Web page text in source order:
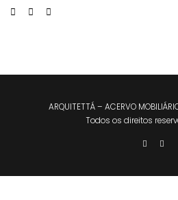
ARQUITETTÁ – ACERVO
Todos os direitos